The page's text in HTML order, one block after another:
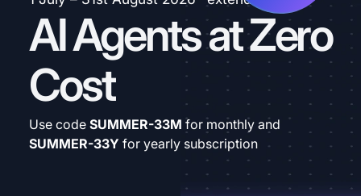
AI Agents at Zero
Cost
Use code SUMMER-33M for monthly and
SUMMER-33Y for yearly subscription